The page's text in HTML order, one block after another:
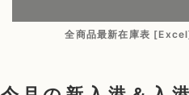
全商品最新在庫表